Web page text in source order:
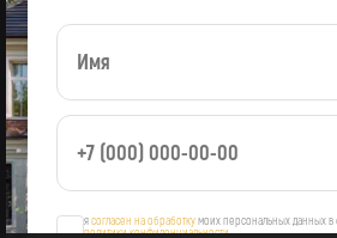
ясогласен на обработкумоих персональных данных в
политики конфиденциальности